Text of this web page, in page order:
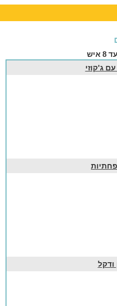
להזמין עיסויים וטיפולי ספא.
קצר מהכנרת ומאטרקציות
גל, טיולי סוסים, מסלולי טיול,
ביקבי בוטיק, מסעדות ובתי קפה
ג'קוזי
ודקל